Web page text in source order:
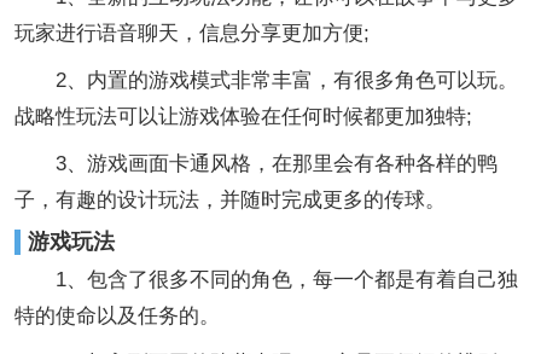
玩家进行语音聊天，信息分享更加方便;
2、内置的游戏模式非常丰富，有很多角色可以玩。
战略性玩法可以让游戏体验在任何时候都更加独特;
3、游戏画面卡通风格，在那里会有各种各样的鸭
子，有趣的设计玩法，并随时完成更多的传球。
游戏玩法
1、包含了很多不同的角色，每一个都是有着自己独
特的使命以及任务的。